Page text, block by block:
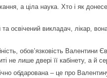
а ціла наука. Хто і як
та освічений викладач, лікар,
обов’язковість Валентини
не лише двері її кабінету, а й
обдарована – це про